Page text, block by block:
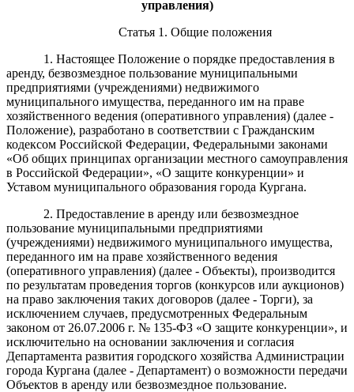
управления)
Статья 1. Общие положения
1. Настоящее Положение о порядке предоставления в
аренду, безвозмездное пользование муниципальными
предприятиями (учреждениями) недвижимого
муниципального имущества, переданного им на праве
хозяйственного ведения (оперативного управления) (далее -
Положение), разработано в соответствии с Гражданским
кодексом Российской Федерации, Федеральными законами
«Об общих принципах организации местного самоуправления
в Российской Федерации», «О защите конкуренции» и
Уставом муниципального образования города Кургана.
2. Предоставление в аренду или безвозмездное
пользование муниципальными предприятиями
(учреждениями) недвижимого муниципального имущества,
переданного им на праве хозяйственного ведения
(оперативного управления) (далее - Объекты), производится
по результатам проведения торгов (конкурсов или аукционов)
на право заключения таких договоров (далее - Торги), за
исключением случаев, предусмотренных Федеральным
законом от 26.07.2006 г. № 135-ФЗ «О защите конкуренции», и
исключительно на основании заключения и согласия
Департамента развития городского хозяйства Администрации
города Кургана (далее - Департамент) о возможности передачи
Объектов в аренду или безвозмездное пользование.